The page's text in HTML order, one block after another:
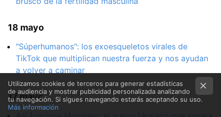
18 mayo
"Súperhumanos": los exoesqueletos virales de
TikTok que multiplican nuestra fuerza y nos ayudan
a volver a caminar
17 mayo
Utilizamos cookies de terceros para generar estadísticas
de audiencia y mostrar publicidad personalizada analizando
tu navegación. Si sigues navegando estarás aceptando su uso.
Más información